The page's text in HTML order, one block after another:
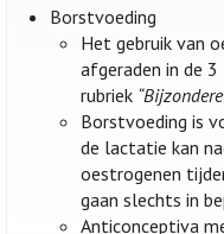
Borstvoeding
Het gebruik van
afgeraden in de
rubriek
Borstvoeding is
de lactatie kan
oestrogenen
gaan slechts in
Anticonceptiva